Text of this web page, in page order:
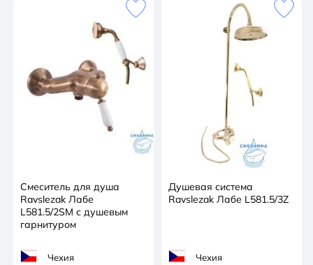
Смеситель для душа
Ravslezak Лабе
L581.5/2SM с душевым
гарнитуром
Чехия
Душевая система
Ravslezak Лабе L581.5/3Z
Чехия